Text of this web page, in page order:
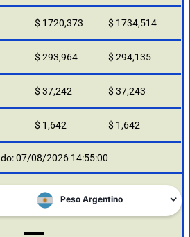
$ 1720,373 $ 1734,514
$ 293,964 $ 294,135
$ 37,242 $ 37,243
$ 1,642 $ 1,642
07/08/2026 14:55:00